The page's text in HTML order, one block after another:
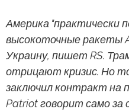
Америка "практически
высокоточные ракеты
Украину, пишет RS.
отрицают кризис. Но
заключил контракт на
Patriot говорит само